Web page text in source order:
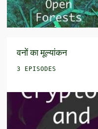
वनों का मूल्यांकन
3 EPISODES